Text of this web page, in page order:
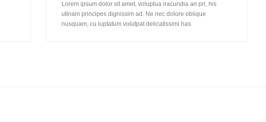
Lorem ipsum dolor sit amet, voluptua iracundia an pri, his
utinam principes dignissim ad. Ne nec dolore oblique
nusquam, cu luptatum volutpat delicatissimi has.